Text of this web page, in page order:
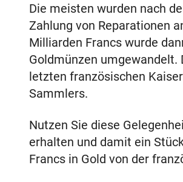
Die meisten wurden nach
Zahlung von Reparationen
Milliarden Francs wurde
Goldmünzen umgewandelt.
letzten französischen
Sammlers.
Nutzen Sie diese
erhalten und damit ein
Francs in Gold von der